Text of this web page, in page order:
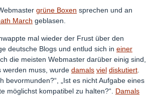
grüne Boxen sprechen und an
March geblasen.
mal wieder der Frust über den
deutsche Blogs und entlud sich in einer
die meisten Webmaster darüber einig sind,
werden muss, wurde damals viel diskutiert.
bevormunden?“, „Ist es nicht Aufgabe eines
möglichst kompatibel zu halten?“. Damals